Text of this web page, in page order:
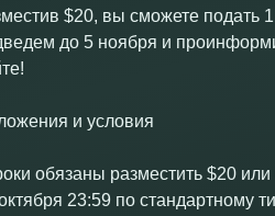
$20, вы сможете подать
до 5 ноября и
и условия
обязаны разместить $20
23:59 по стандартному